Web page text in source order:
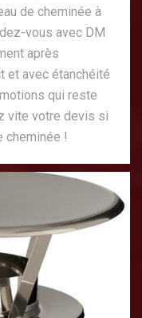
de cheminée à
vous avec DM
après
et avec étanchéité
qui reste
vite votre devis si
cheminée !